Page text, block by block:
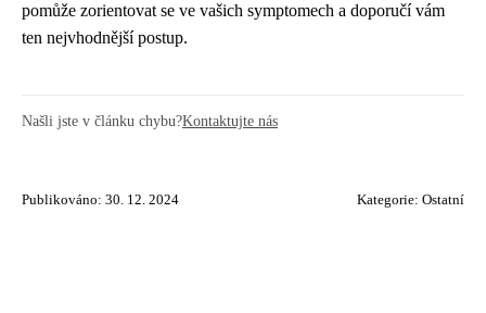
pomůže zorientovat se ve vašich symptomech a doporučí vám
ten nejvhodnější postup.
Našli jste v článku chybu?Kontaktujte nás
Publikováno: 30. 12. 2024 Kategorie: Ostatní